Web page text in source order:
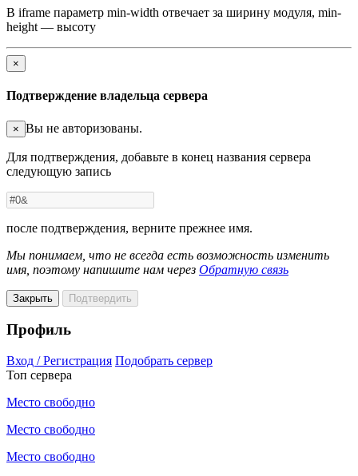
В iframe параметр min-width отвечает за ширину модуля, min-
height — высоту
×
Подтверждение владельца сервера
× Вы не авторизованы.
Для подтверждения, добавьте в конец названия сервера
следующую запись
после подтверждения, верните прежнее имя.
Мы понимаем, что не всегда есть возможность изменить
имя, поэтому напишите нам через Обратную связь
Закрыть Подтвердить
Профиль
Вход / Регистрация Подобрать сервер
Топ сервера
Место свободно
Место свободно
Место свободно